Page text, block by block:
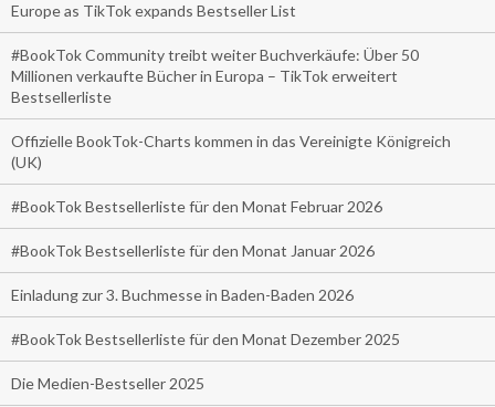
Europe as TikTok expands Bestseller List
#BookTok Community treibt weiter Buchverkäufe: Über 50
Millionen verkaufte Bücher in Europa – TikTok erweitert
Bestsellerliste
Offizielle BookTok-Charts kommen in das Vereinigte Königreich
(UK)
#BookTok Bestsellerliste für den Monat Februar 2026
#BookTok Bestsellerliste für den Monat Januar 2026
Einladung zur 3. Buchmesse in Baden-Baden 2026
#BookTok Bestsellerliste für den Monat Dezember 2025
Die Medien-Bestseller 2025